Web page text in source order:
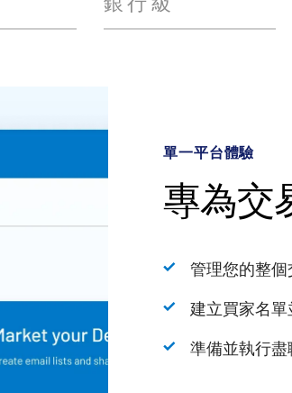
單一平台體驗
專為交
管理您的整個
建立買家名
準備並執行盡
人工智慧驅動的工
由
利用生成式
解鎖智慧資訊
強大的分析和深入
利用資
儲存和存取過
執行跨交易分
利用人工智慧
銀行級安全
安全第
無與倫比的
動態自訂浮水
綜合審計報告